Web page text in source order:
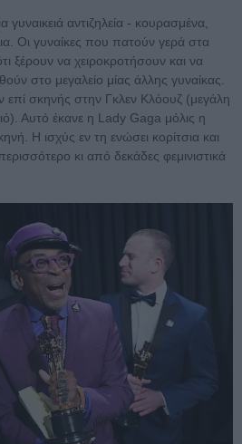
αντιζηλεία - κουρασμένα,
Οι γυναίκες που πατούν γερά στα
ξέρουν να χειροκροτήσουν και να
στο μεγαλείο μίας άλλης γυναίκας.
επί σκηνής στην Γκλεν Κλόουζ (μεγάλη
Αυτό έκανε η Lady Gaga μόλις η
Η ισχύς εν τη ενώσει κορίτσια και
κι από δεκάδες φεμινιστικά